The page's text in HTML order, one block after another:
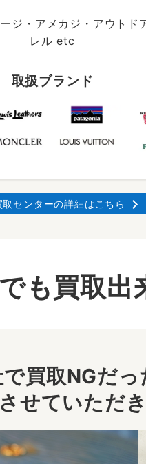
ジ・アメカジ・アウト
レル etc
取扱ブランド
取センターの詳細はこちら
も買取出
買取NGだ
せていただ